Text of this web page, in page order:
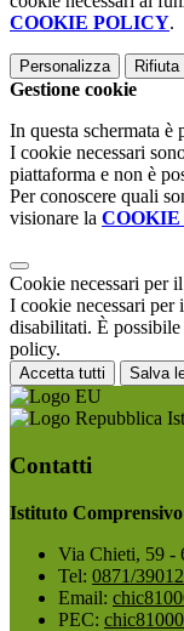
COOKIE POLICY.
Personalizza Rifiuta
Gestione cookie
In questa schermata è
I cookie necessari
piattaforma e non è
Per conoscere quali
visionare la
Cookie necessari per
I cookie necessari per
disabilitati. È
policy.
Accetta tutti Salva
Contatti
Istituto
Via Chieti, 59 -
Tel: 0871/
Email:
PEC: